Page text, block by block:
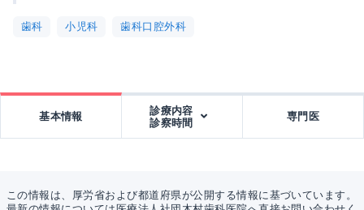
歯科 小児科 歯科口腔外科
基本情報
診療内容
診察時間
専門医
この情報は、厚労省および都道府県が公開する情報に基づいています。